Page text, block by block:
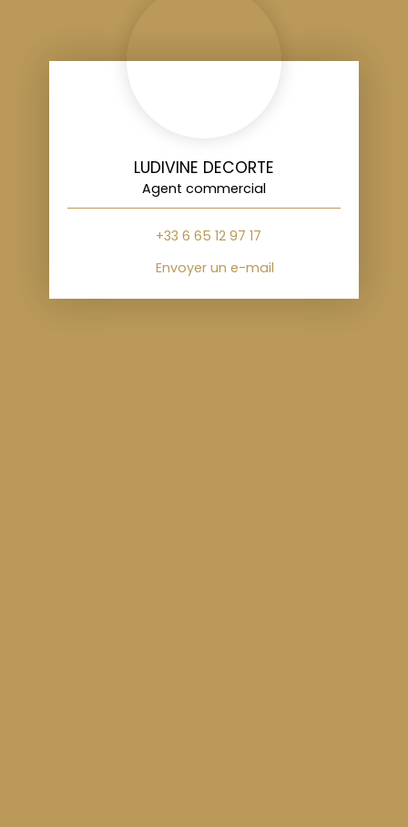
LUDIVINE DECORTE
Agent commercial
+33 6 65 12 97 17
Envoyer un e-mail